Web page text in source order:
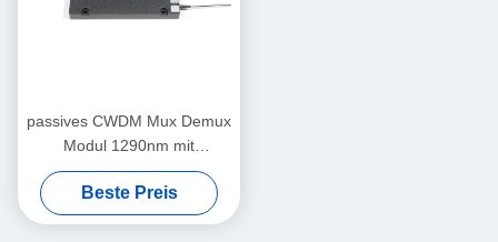
passives CWDM Mux Demux
Modul 1290nm mit
Verbesserungs-Hafen
Beste Preis